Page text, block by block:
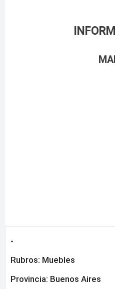
-
Rubros: Muebles
Provincia: Buenos Aires